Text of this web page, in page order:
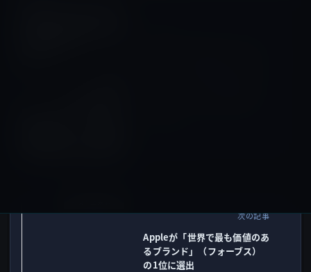
次の記事
Appleが「世界で最も価値のあ
るブランド」（フォーブス）
の1位に選出